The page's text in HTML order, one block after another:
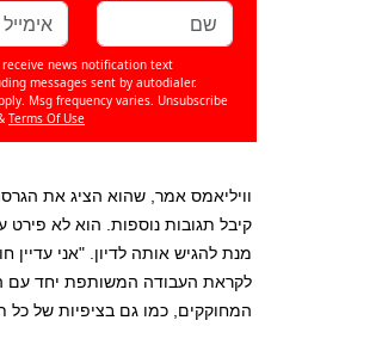
news notification text
messages sent by autodialer.
Msg frequency varies. Unsubscribe
Terms Of Use
וויליאמס אמר, שהוא הציג את
קיבל תגובות נוספות. הוא לא
מנת להגיש אותה לדיון. "אני
לקראת העבודה המשותפת יחד עם
המחוקקים, כמו גם בציפיות של כל